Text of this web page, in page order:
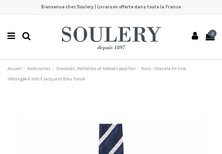
Bienvenue chez Soulery | Livraison offerte dans toute la France
0
Accueil Accessoires Cravates, Pochettes et Noeuds papillon Boss - Cravate En Soie
Mélangée À Motif Jacquard Bleu Foncé